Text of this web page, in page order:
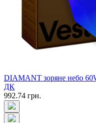
DIAMANT зоряне небо
ДК
992.74 грн.